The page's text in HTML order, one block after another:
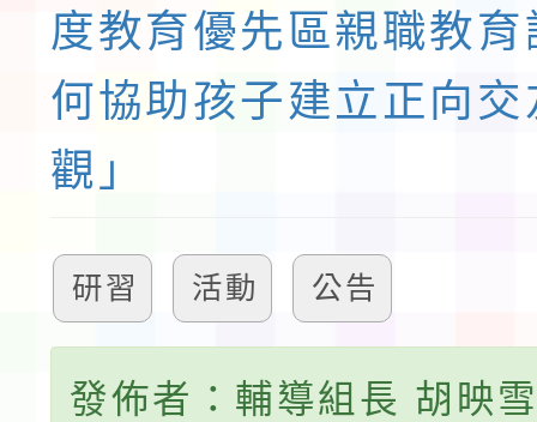
度教育優先區親職教
何協助孩子建立正向交
觀」
研習 活動 公告
發佈者：輔導組長 胡映